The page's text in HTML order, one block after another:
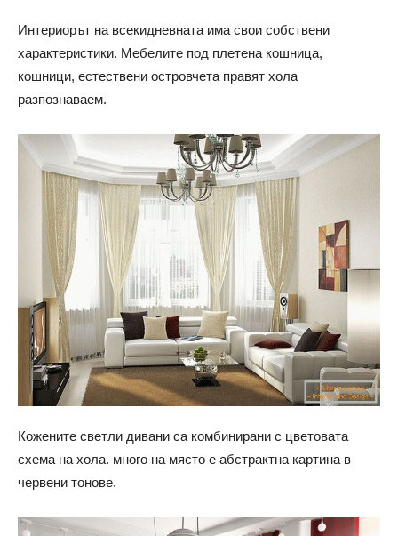
Интериорът на всекидневната има свои собствени
характеристики. Мебелите под плетена кошница,
кошници, естествени островчета правят хола
разпознаваем.
Кожените светли дивани са комбинирани с цветовата
схема на хола. много на място е абстрактна картина в
червени тонове.